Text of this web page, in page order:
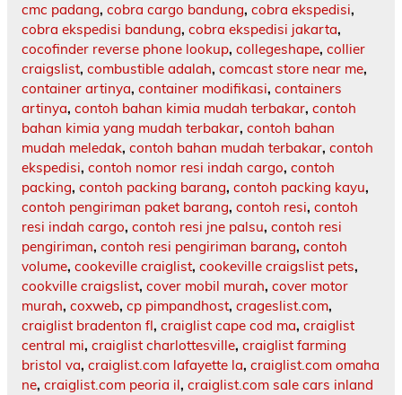
cmc padang, cobra cargo bandung, cobra ekspedisi,
cobra ekspedisi bandung, cobra ekspedisi jakarta,
cocofinder reverse phone lookup, collegeshape, collier
craigslist, combustible adalah, comcast store near me,
container artinya, container modifikasi, containers
artinya, contoh bahan kimia mudah terbakar, contoh
bahan kimia yang mudah terbakar, contoh bahan
mudah meledak, contoh bahan mudah terbakar, contoh
ekspedisi, contoh nomor resi indah cargo, contoh
packing, contoh packing barang, contoh packing kayu,
contoh pengiriman paket barang, contoh resi, contoh
resi indah cargo, contoh resi jne palsu, contoh resi
pengiriman, contoh resi pengiriman barang, contoh
volume, cookeville craiglist, cookeville craigslist pets,
cookville craigslist, cover mobil murah, cover motor
murah, coxweb, cp pimpandhost, crageslist.com,
craiglist bradenton fl, craiglist cape cod ma, craiglist
central mi, craiglist charlottesville, craiglist farming
bristol va, craiglist.com lafayette la, craiglist.com omaha
ne, craiglist.com peoria il, craiglist.com sale cars inland